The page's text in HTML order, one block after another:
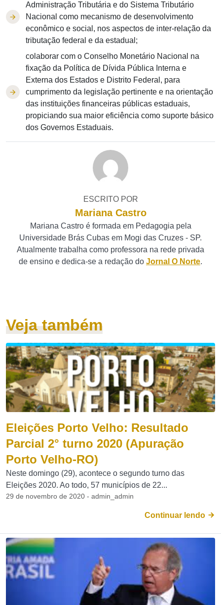
Administração Tributária e do Sistema Tributário
Nacional como mecanismo de desenvolvimento
econômico e social, nos aspectos de inter-relação da
tributação federal e da estadual;
colaborar com o Conselho Monetário Nacional na
fixação da Política de Dívida Pública Interna e
Externa dos Estados e Distrito Federal, para
cumprimento da legislação pertinente e na orientação
das instituições financeiras públicas estaduais,
propiciando sua maior eficiência como suporte básico
dos Governos Estaduais.
ESCRITO POR
Mariana Castro
Mariana Castro é formada em Pedagogia pela
Universidade Brás Cubas em Mogi das Cruzes - SP.
Atualmente trabalha como professora na rede privada
de ensino e dedica-se a redação do Jornal O Norte.
Veja também
Eleições Porto Velho: Resultado
Parcial 2° turno 2020 (Apuração
Porto Velho-RO)
Neste domingo (29), acontece o segundo turno das
Eleições 2020. Ao todo, 57 municípios de 22...
29 de novembro de 2020 - admin_admin
Continuar lendo